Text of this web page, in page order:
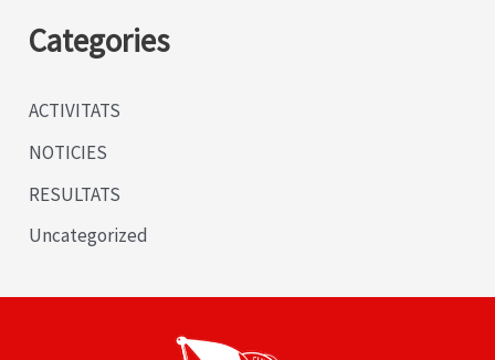
x
u
s
Categories
ACTIVITATS
NOTICIES
RESULTATS
Uncategorized